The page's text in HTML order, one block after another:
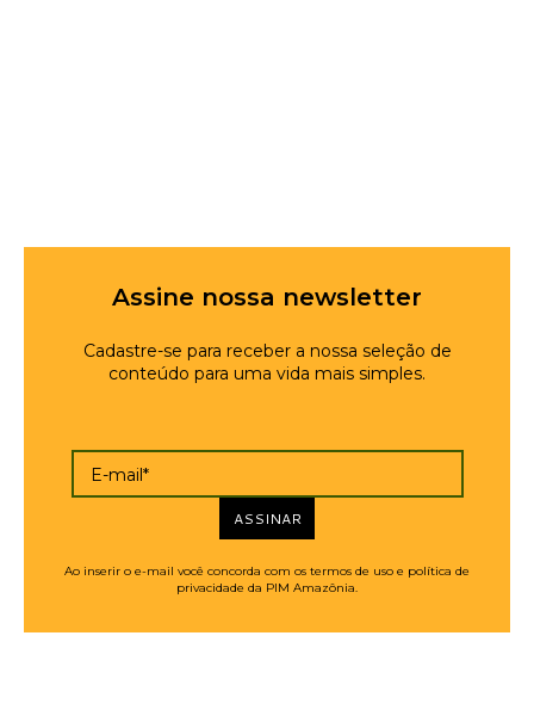
Assine nossa newsletter
Cadastre-se para receber a nossa seleção de
conteúdo para uma vida mais simples.
E-mail*
ASSINAR
Ao inserir o e-mail você concorda com os termos de uso e política de
privacidade da PIM Amazônia.